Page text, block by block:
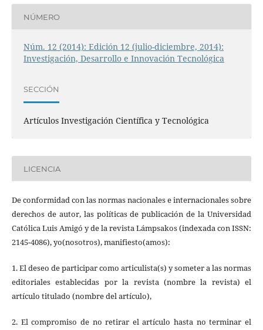
NÚMERO
Núm. 12 (2014): Edición 12 (julio-diciembre, 2014):
Investigación, Desarrollo e Innovación Tecnológica
SECCIÓN
Artículos Investigación Científica y Tecnológica
LICENCIA
De conformidad con las normas nacionales e internacionales sobre
derechos de autor, las políticas de publicación de la Universidad
Católica Luis Amigó y de la revista Lámpsakos (indexada con ISSN:
2145-4086), yo(nosotros), manifiesto(amos):
1. El deseo de participar como articulista(s) y someter a las normas
editoriales establecidas por la revista (nombre la revista) el
artículo titulado (nombre del artículo),
2. El compromiso de no retirar el artículo hasta no terminar el